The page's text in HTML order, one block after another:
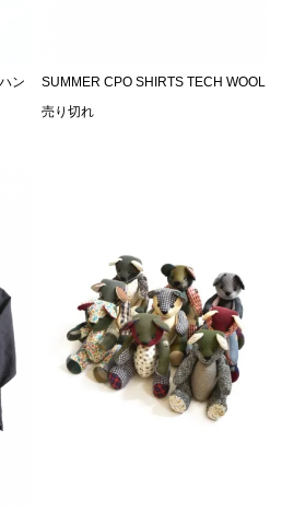
ン
SUMMER CPO SHIRTS TECH WOOL
売り切れ